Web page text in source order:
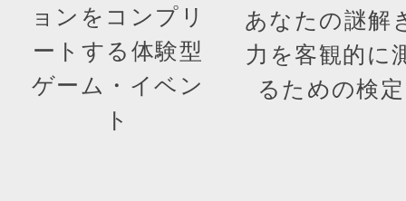
ョンをコンプリ
ートする体験型
ゲーム・イベン
ト
あなたの謎解
力を客観的に
るための検定